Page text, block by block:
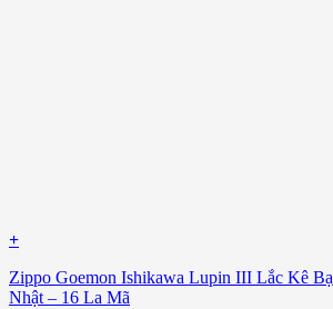
+
Zippo Goemon Ishikawa Lupin III Lắc Kê
Nhật – 16 La Mã